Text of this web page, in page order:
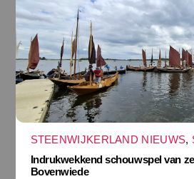
STEENWIJKERLAND NIEUWS,
Indrukwekkend schouwspel van
Bovenwiede